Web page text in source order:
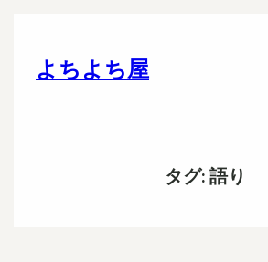
よちよち屋
タグ:語り